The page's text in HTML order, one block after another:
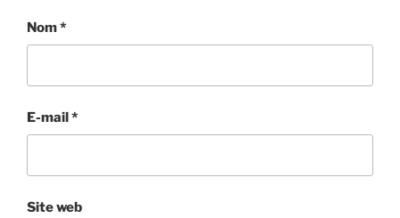
Nom*
E-mail*
Site web